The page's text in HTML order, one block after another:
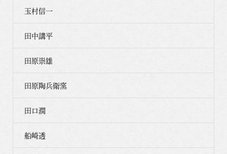
玉村信一
田中講平
田原崇雄
田原陶兵衛窯
田口潤
船崎透